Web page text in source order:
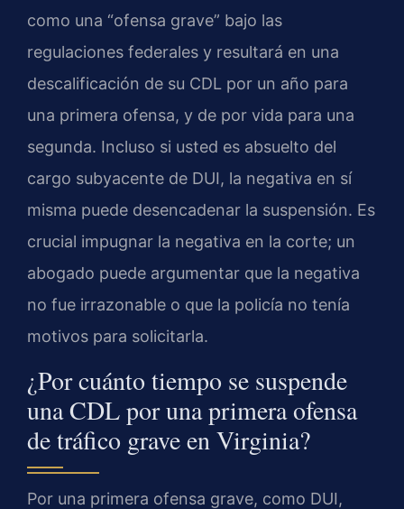
como una “ofensa grave” bajo las
regulaciones federales y resultará en una
descalificación de su CDL por un año para
una primera ofensa, y de por vida para una
segunda. Incluso si usted es absuelto del
cargo subyacente de DUI, la negativa en sí
misma puede desencadenar la suspensión. Es
crucial impugnar la negativa en la corte; un
abogado puede argumentar que la negativa
no fue irrazonable o que la policía no tenía
motivos para solicitarla.
¿Por cuánto tiempo se suspende
una CDL por una primera ofensa
de tráfico grave en Virginia?
Por una primera ofensa grave, como DUI,